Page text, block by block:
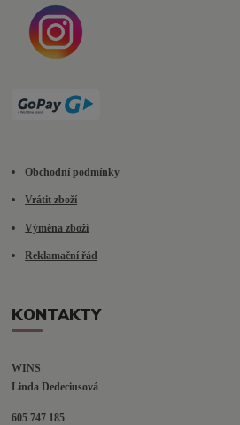
Obchodní podmínky
Vrátit zboží
Výměna zboží
Reklamační řád
KONTAKTY
WINS
Linda Dedeciusová
605 747 185